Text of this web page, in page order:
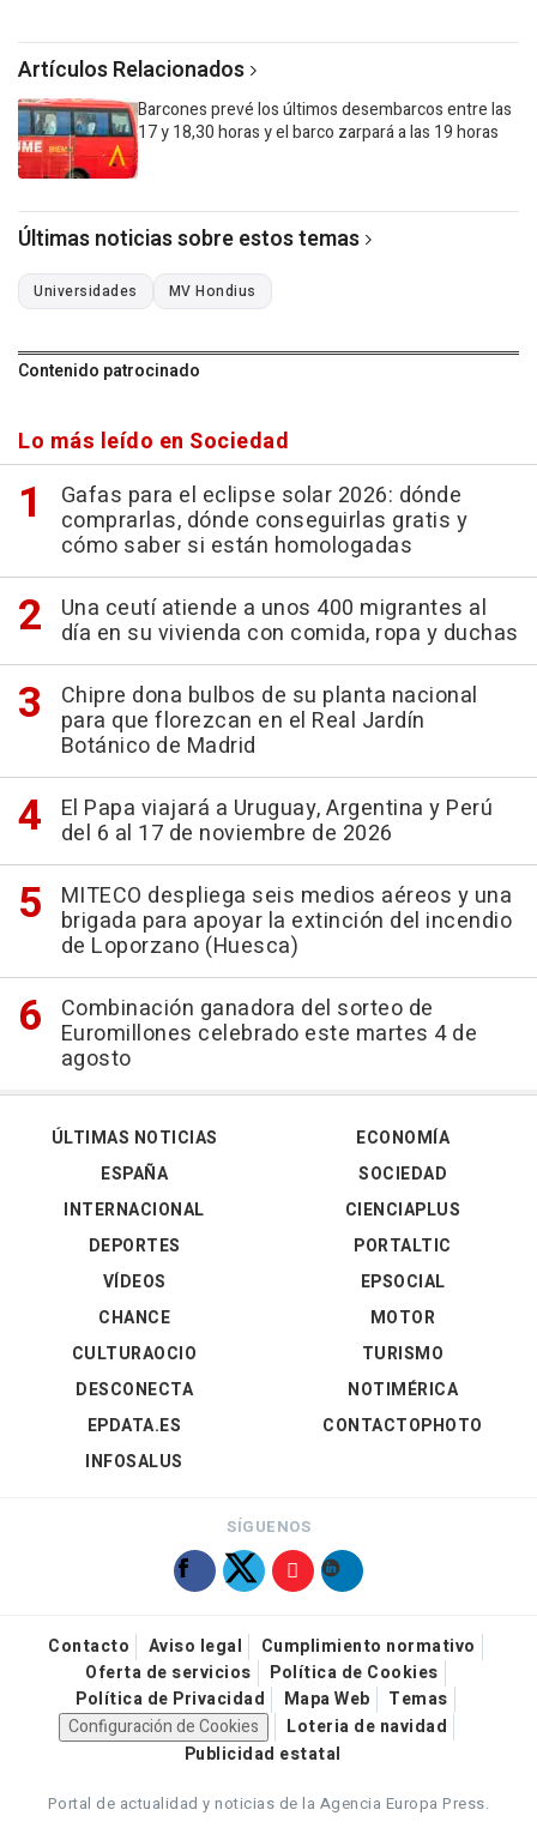
Artículos Relacionados
Barcones prevé los últimos desembarcos entre las
17 y 18,30 horas y el barco zarpará a las 19 horas
Últimas noticias sobre estos temas
Universidades MV Hondius
Contenido patrocinado
Lo más leído en Sociedad
Gafas para el eclipse solar 2026: dónde
comprarlas, dónde conseguirlas gratis y
cómo saber si están homologadas
Una ceutí atiende a unos 400 migrantes al
día en su vivienda con comida, ropa y duchas
Chipre dona bulbos de su planta nacional
para que florezcan en el Real Jardín
Botánico de Madrid
El Papa viajará a Uruguay, Argentina y Perú
del 6 al 17 de noviembre de 2026
MITECO despliega seis medios aéreos y una
brigada para apoyar la extinción del incendio
de Loporzano (Huesca)
Combinación ganadora del sorteo de
Euromillones celebrado este martes 4 de
agosto
ÚLTIMAS NOTICIAS
ESPAÑA
INTERNACIONAL
DEPORTES
VÍDEOS
ECONOMÍA
SOCIEDAD
CIENCIAPLUS
PORTALTIC
EPSOCIAL
CHANCE
CULTURAOCIO
DESCONECTA
EPDATA.ES
INFOSALUS
MOTOR
TURISMO
NOTIMÉRICA
CONTACTOPHOTO
SÍGUENOS
Contacto Aviso legal
Cumplimiento normativo
Oferta de servicios
Política de Cookies
Política de Privacidad
Mapa Web
Temas
Configuración de Cookies
Loteria de navidad
Publicidad estatal
Portal de actualidad y noticias de la Agencia Europa Press.